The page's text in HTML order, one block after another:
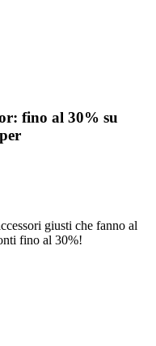
fino al 30% su
giusti che fanno al
fino al 30%!